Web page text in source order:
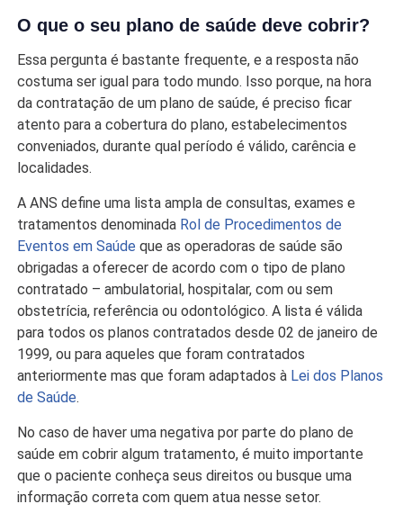
O que o seu plano de saúde deve cobrir?
Essa pergunta é bastante frequente, e a resposta não
costuma ser igual para todo mundo. Isso porque, na hora
da contratação de um plano de saúde, é preciso ficar
atento para a cobertura do plano, estabelecimentos
conveniados, durante qual período é válido, carência e
localidades.
A ANS define uma lista ampla de consultas, exames e
tratamentos denominada Rol de Procedimentos de
Eventos em Saúde que as operadoras de saúde são
obrigadas a oferecer de acordo com o tipo de plano
contratado – ambulatorial, hospitalar, com ou sem
obstetrícia, referência ou odontológico. A lista é válida
para todos os planos contratados desde 02 de janeiro de
1999, ou para aqueles que foram contratados
anteriormente mas que foram adaptados à Lei dos Planos
de Saúde.
No caso de haver uma negativa por parte do plano de
saúde em cobrir algum tratamento, é muito importante
que o paciente conheça seus direitos ou busque uma
informação correta com quem atua nesse setor.